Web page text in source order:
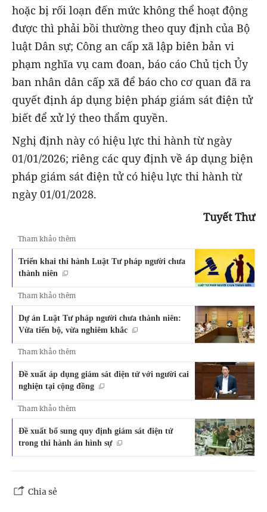
hoặc bị rối loạn đến mức không thể hoạt động
được thì phải bồi thường theo quy định của Bộ
luật Dân sự; Công an cấp xã lập biên bản vi
phạm nghĩa vụ cam đoan, báo cáo Chủ tịch Ủy
ban nhân dân cấp xã để báo cho cơ quan đã ra
quyết định áp dụng biện pháp giám sát điện tử
biết để xử lý theo thẩm quyền.
Nghị định này có hiệu lực thi hành từ ngày
01/01/2026; riêng các quy định về áp dụng biện
pháp giám sát điện tử có hiệu lực thi hành từ
ngày 01/01/2028.
Tuyết Thư
Tham khảo thêm
Triển khai thi hành Luật Tư pháp người chưa
thành niên
Tham khảo thêm
Dự án Luật Tư pháp người chưa thành niên:
Vừa tiến bộ, vừa nghiêm khắc
Tham khảo thêm
Đề xuất áp dụng giám sát điện tử với người cai
nghiện tại cộng đồng
Tham khảo thêm
Đề xuất bổ sung quy định giám sát điện tử
trong thi hành án hình sự
Chia sẻ